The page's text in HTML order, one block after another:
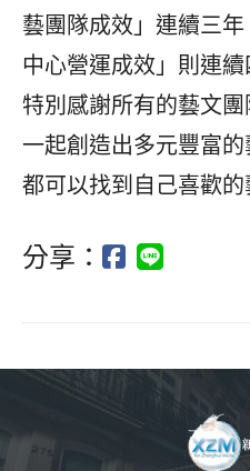
藝團隊成效」連續三
中心營運成效」則連
特別感謝所有的藝文
一起創造出多元豐富
都可以找到自己喜歡的
分享：